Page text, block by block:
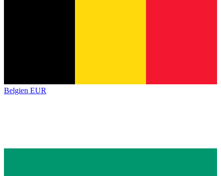
Belgien EUR